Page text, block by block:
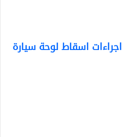
اجراءات اسقاط لوحة سيارة